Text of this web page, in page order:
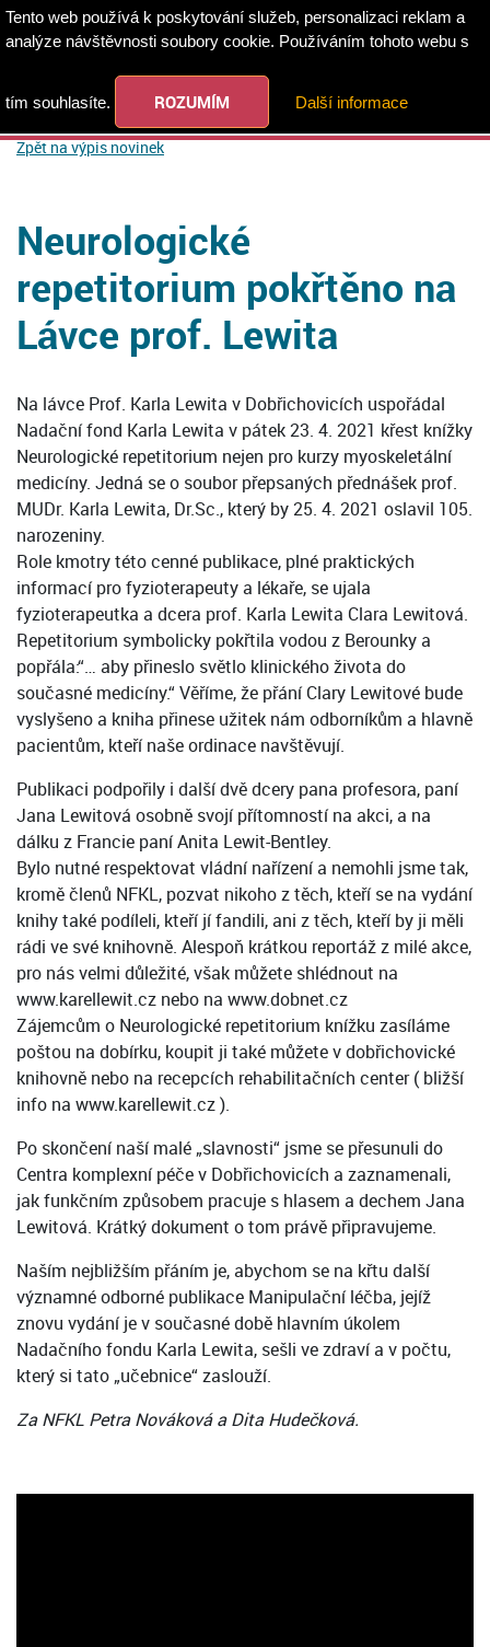
Zpět na výpis novinek
Neurologické
repetitorium pokřtěno na
Lávce prof. Lewita
Na lávce Prof. Karla Lewita v Dobřichovicích uspořádal
Nadační fond Karla Lewita v pátek 23. 4. 2021 křest knížky
Neurologické repetitorium nejen pro kurzy myoskeletální
medicíny. Jedná se o soubor přepsaných přednášek prof.
MUDr. Karla Lewita, Dr.Sc., který by 25. 4. 2021 oslavil 105.
narozeniny.
Role kmotry této cenné publikace, plné praktických
informací pro fyzioterapeuty a lékaře, se ujala
fyzioterapeutka a dcera prof. Karla Lewita Clara Lewitová.
Repetitorium symbolicky pokřtila vodou z Berounky a
popřála:“… aby přineslo světlo klinického života do
současné medicíny.“ Věříme, že přání Clary Lewitové bude
vyslyšeno a kniha přinese užitek nám odborníkům a hlavně
pacientům, kteří naše ordinace navštěvují.
Publikaci podpořily i další dvě dcery pana profesora, paní
Jana Lewitová osobně svojí přítomností na akci, a na
dálku z Francie paní Anita Lewit-Bentley.
Bylo nutné respektovat vládní nařízení a nemohli jsme tak,
kromě členů NFKL, pozvat nikoho z těch, kteří se na vydání
knihy také podíleli, kteří jí fandili, ani z těch, kteří by ji měli
rádi ve své knihovně. Alespoň krátkou reportáž z milé akce,
pro nás velmi důležité, však můžete shlédnout na
www.karellewit.cz nebo na www.dobnet.cz
Zájemcům o Neurologické repetitorium knížku zasíláme
poštou na dobírku, koupit ji také můžete v dobřichovické
knihovně nebo na recepcích rehabilitačních center ( bližší
info na www.karellewit.cz ).
Po skončení naší malé „slavnosti“ jsme se přesunuli do
Centra komplexní péče v Dobřichovicích a zaznamenali,
jak funkčním způsobem pracuje s hlasem a dechem Jana
Lewitová. Krátký dokument o tom právě připravujeme.
Naším nejbližším přáním je, abychom se na křtu další
významné odborné publikace Manipulační léčba, jejíž
znovu vydání je v současné době hlavním úkolem
Nadačního fondu Karla Lewita, sešli ve zdraví a v počtu,
který si tato „učebnice“ zaslouží.
Za NFKL Petra Nováková a Dita Hudečková.
Tento web používá k poskytování služeb, personalizaci reklam a
analýze návštěvnosti soubory cookie. Používáním tohoto webu s
tím souhlasíte. ROZUMÍM Další informace